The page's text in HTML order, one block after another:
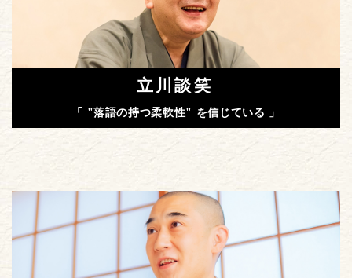
立川談笑
「 "落語の持つ柔軟性" を信じている 」